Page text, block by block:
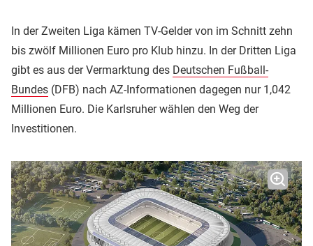
In der Zweiten Liga kämen TV-Gelder von im Schnitt zehn
bis zwölf Millionen Euro pro Klub hinzu. In der Dritten Liga
gibt es aus der Vermarktung des Deutschen Fußball-
Bundes (DFB) nach AZ-Informationen dagegen nur 1,042
Millionen Euro. Die Karlsruher wählen den Weg der
Investitionen.